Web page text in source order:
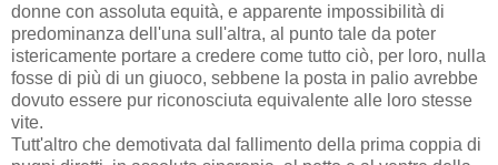
donne con assoluta equità, e apparente impossibilità di
predominanza dell'una sull'altra, al punto tale da poter
istericamente portare a credere come tutto ciò, per loro, nulla
fosse di più di un giuoco, sebbene la posta in palio avrebbe
dovuto essere pur riconosciuta equivalente alle loro stesse
vite.
Tutt'altro che demotivata dal fallimento della prima coppia di